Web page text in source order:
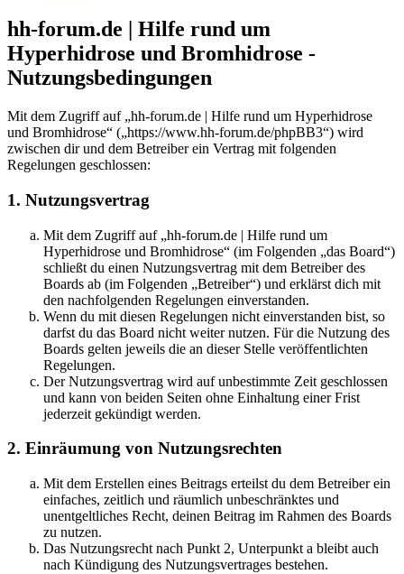
hh-forum.de | Hilfe rund um
Hyperhidrose und Bromhidrose -
Nutzungsbedingungen
Mit dem Zugriff auf „hh-forum.de | Hilfe rund um Hyperhidrose
und Bromhidrose“ („https://www.hh-forum.de/phpBB3“) wird
zwischen dir und dem Betreiber ein Vertrag mit folgenden
Regelungen geschlossen:
1. Nutzungsvertrag
Mit dem Zugriff auf „hh-forum.de | Hilfe rund um
Hyperhidrose und Bromhidrose“ (im Folgenden „das Board“)
schließt du einen Nutzungsvertrag mit dem Betreiber des
Boards ab (im Folgenden „Betreiber“) und erklärst dich mit
den nachfolgenden Regelungen einverstanden.
Wenn du mit diesen Regelungen nicht einverstanden bist, so
darfst du das Board nicht weiter nutzen. Für die Nutzung des
Boards gelten jeweils die an dieser Stelle veröffentlichten
Regelungen.
Der Nutzungsvertrag wird auf unbestimmte Zeit geschlossen
und kann von beiden Seiten ohne Einhaltung einer Frist
jederzeit gekündigt werden.
2. Einräumung von Nutzungsrechten
Mit dem Erstellen eines Beitrags erteilst du dem Betreiber ein
einfaches, zeitlich und räumlich unbeschränktes und
unentgeltliches Recht, deinen Beitrag im Rahmen des Boards
zu nutzen.
Das Nutzungsrecht nach Punkt 2, Unterpunkt a bleibt auch
nach Kündigung des Nutzungsvertrages bestehen.